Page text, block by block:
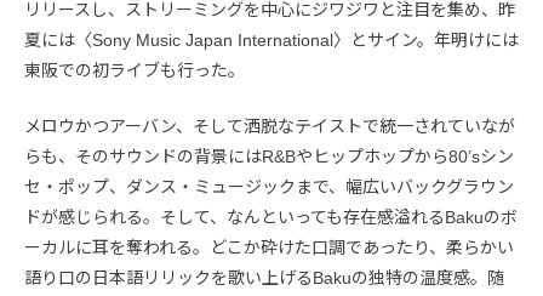
リリースし、ストリーミングを中心にジワジワと注目を集め、昨
夏には〈Sony Music Japan International〉とサイン。年明けには
東阪での初ライブも行った。
メロウかつアーバン、そして洒脱なテイストで統一されていなが
らも、そのサウンドの背景にはR&Bやヒップホップから80’sシン
セ・ポップ、ダンス・ミュージックまで、幅広いバックグラウン
ドが感じられる。そして、なんといっても存在感溢れるBakuのボ
ーカルに耳を奪われる。どこか砕けた口調であったり、柔らかい
語り口の日本語リリックを歌い上げるBakuの独特の温度感。随